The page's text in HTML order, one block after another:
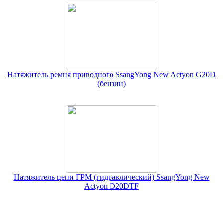
Натяжитель ремня приводного SsangYong New Actyon G20D
(бензин)
Натяжитель цепи ГРМ (гидравлический) SsangYong New
Actyon D20DTF